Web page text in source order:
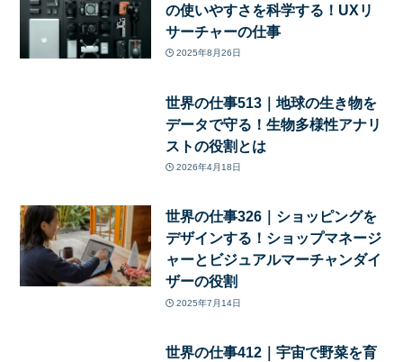
の使いやすさを科学する！UXリ
サーチャーの仕事
2025年8月26日
世界の仕事513｜地球の生き物を
データで守る！生物多様性アナリ
ストの役割とは
2026年4月18日
世界の仕事326｜ショッピングを
デザインする！ショップマネージ
ャーとビジュアルマーチャンダイ
ザーの役割
2025年7月14日
世界の仕事412｜宇宙で野菜を育